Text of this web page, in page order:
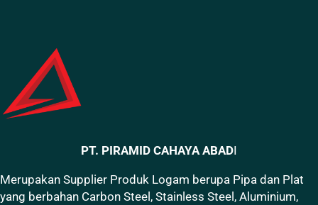
PT. PIRAMID CAHAYA ABADI
Merupakan Supplier Produk Logam berupa Pipa dan Plat
yang berbahan Carbon Steel, Stainless Steel, Aluminium,